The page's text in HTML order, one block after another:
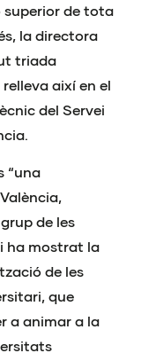
superior de tota
la directora
triada
així en el
del Servei
“una
de les
ha mostrat la
de les
que
a animar a la